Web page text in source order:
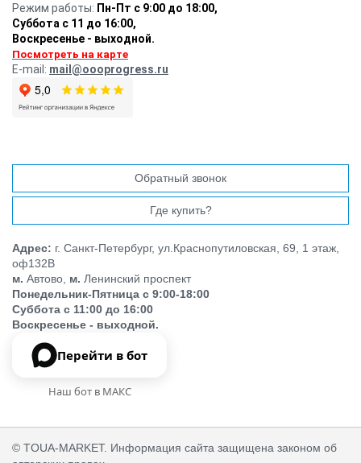
Режим работы: Пн-Пт с 9:00 до 18:00,
Суббота с 11 до 16:00,
Воскресенье - выходной.
Посмотреть на карте
E-mail: mail@oooprogress.ru
Обратный звонок
Где купить?
Адрес: г. Санкт-Петербург, ул.Краснопутиловская, 69, 1 этаж,
оф132В
м. Автово, м. Ленинский проспект
Понедельник-Пятница с 9:00-18:00
Суббота с 11:00 до 16:00
Воскресенье - выходной.
Перейти в бот
Наш бот в МАКС
© TOUA-MARKET. Информация сайта защищена законом об